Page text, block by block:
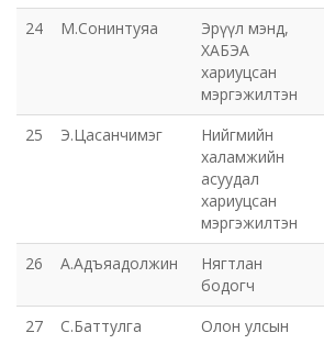
24 М.Сонинтуяа
Эрүүл мэнд,
ХАБЭА
хариуцсан
мэргэжилтэн
25 Э.Цасанчимэг
Нийгмийн
халамжийн
асуудал
хариуцсан
мэргэжилтэн
26 А.Адъяадолжин
Нягтлан
бодогч
27 С.Баттулга
Олон улсын